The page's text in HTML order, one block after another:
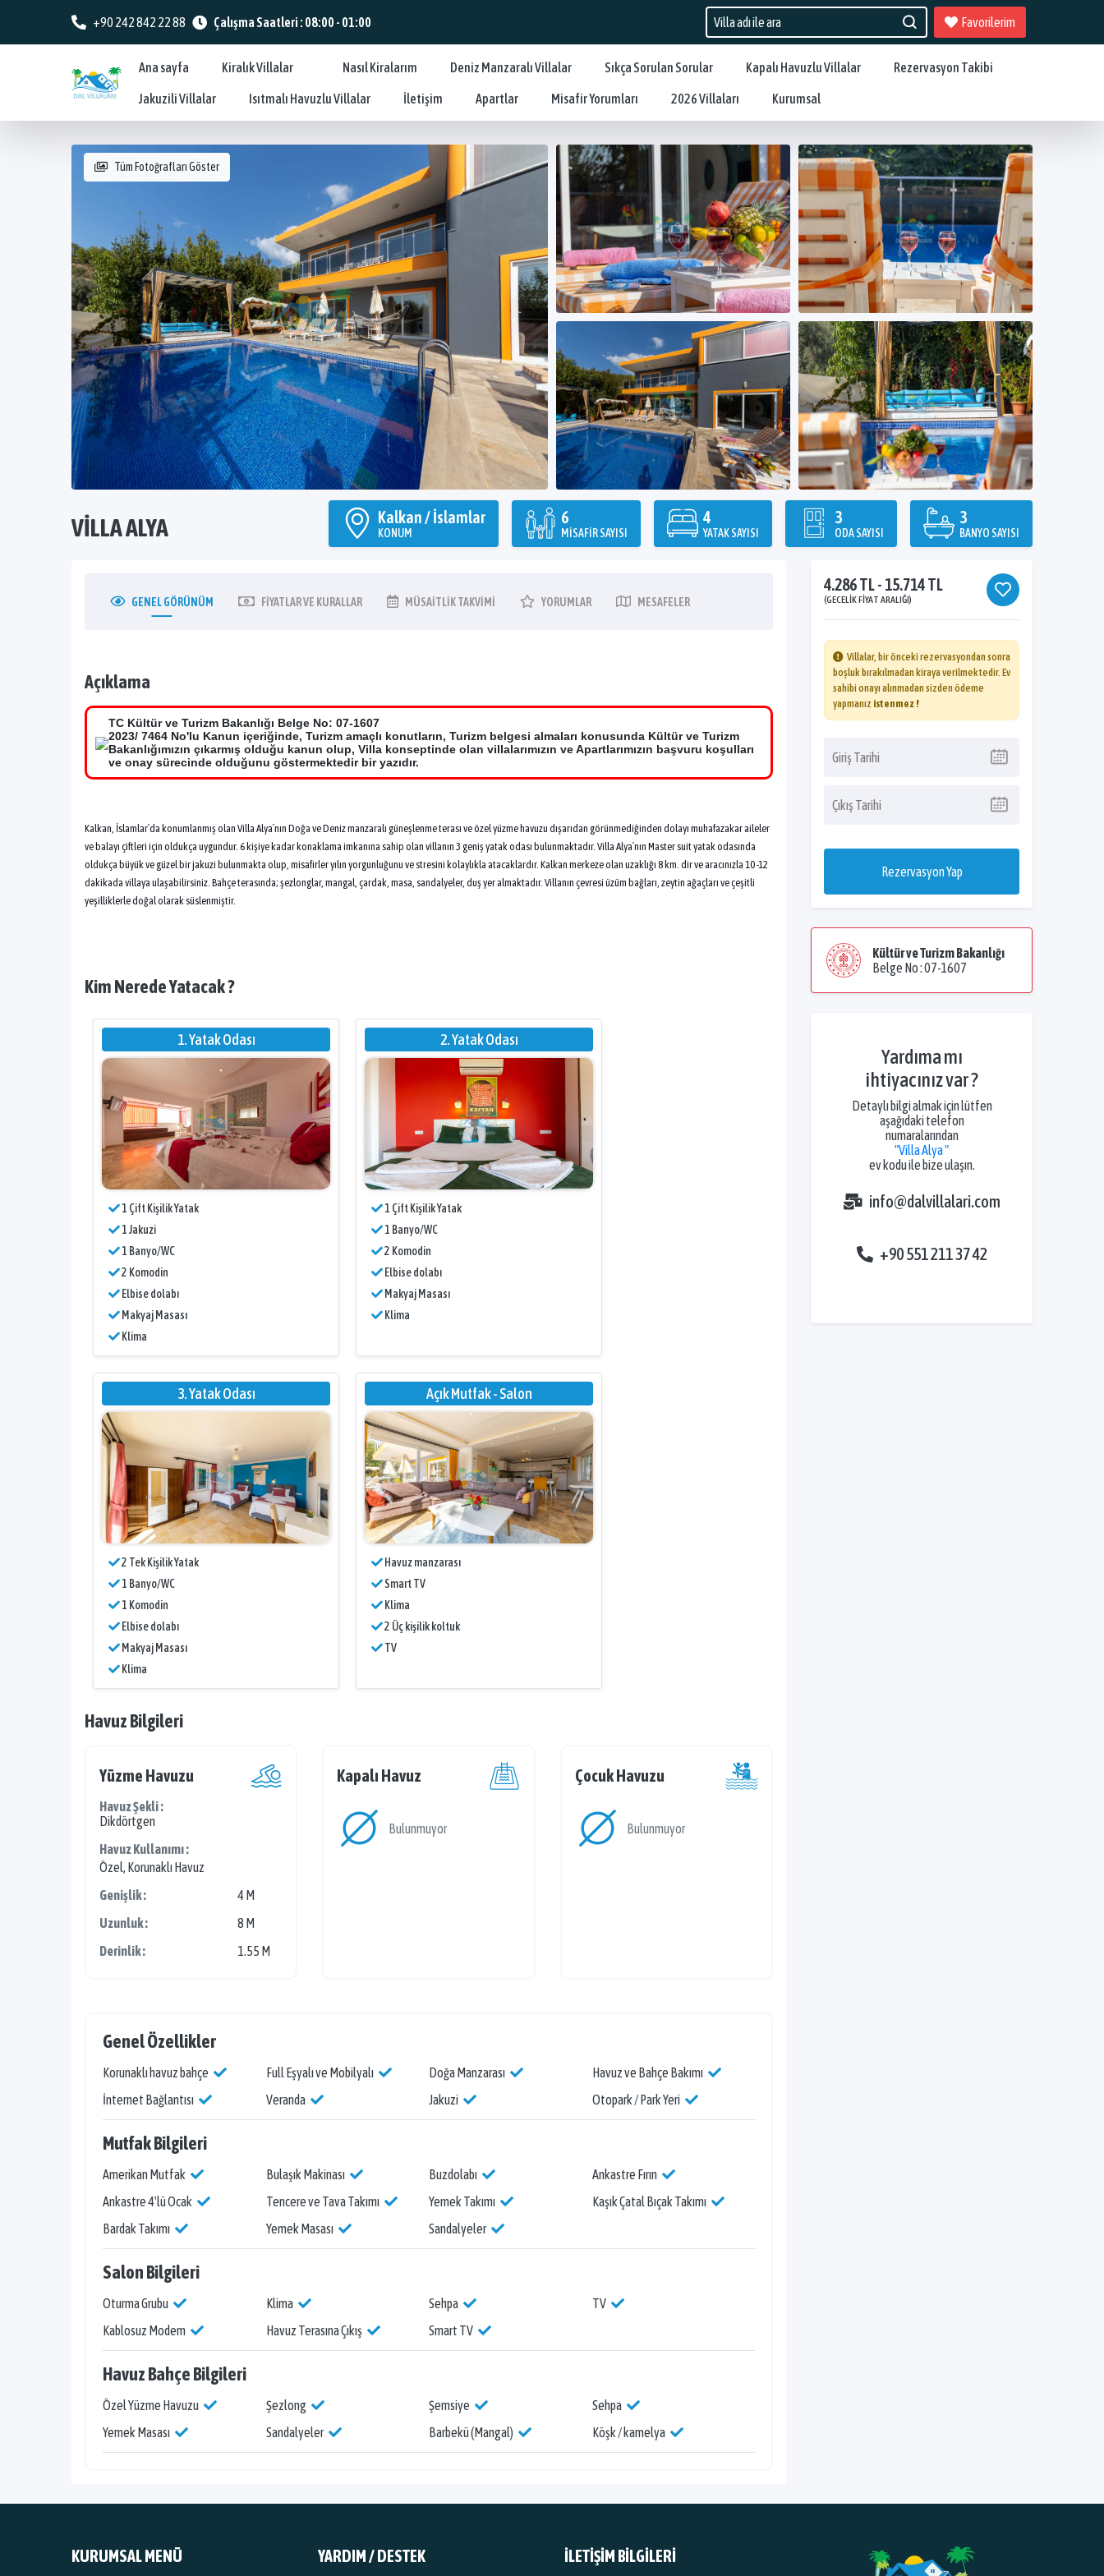
+90 242 842 22 88 Çalışma Saatleri : 08:00 - 01:00 Favorilerim
Ana sayfa Kiralık Villalar Nasıl Kiralarım Deniz Manzaralı Villalar Sıkça Sorulan Sorular Kapalı Havuzlu Villalar Rezervasyon Takibi
Jakuzili Villalar Isıtmalı Havuzlu Villalar İletişim Apartlar Misafir Yorumları 2026 Villaları Kurumsal
Tüm Fotoğrafları Göster
VILLA ALYA Kalkan / İslamlar
KONUM
6
MISAFIR SAYISI
4
YATAK SAYISI
3
ODA SAYISI
3
BANYO SAYISI
GENELGÖRÜNÜM FIYATLARVE KURALLAR MÜSAITLIKTAKVIMI YORUMLAR MESAFELER
Açıklama
TC Kültür ve Turizm Bakanlığı Belge No: 07-1607
2023/ 7464 No'lu Kanun içeriğinde, Turizm amaçlı konutların, Turizm belgesi almaları konusunda Kültür ve Turizm
Bakanlığımızın çıkarmış olduğu kanun olup, Villa konseptinde olan villalarımızın ve Apartlarımızın başvuru koşulları
ve onay sürecinde olduğunu göstermektedir bir yazıdır.
Kalkan, İslamlar´da konumlanmış olan Villa Alya´nın Doğa ve Deniz manzaralı güneşlenme terası ve özel yüzme havuzu dışarıdan görünmediğinden dolayı muhafazakar aileler
ve balayı çiftleri için oldukça uygundur. 6 kişiye kadar konaklama imkanına sahip olan villanın 3 geniş yatak odası bulunmaktadır. Villa Alya´nın Master suit yatak odasında
oldukça büyük ve güzel bir jakuzi bulunmakta olup, misafirler yılın yorgunluğunu ve stresini kolaylıkla atacaklardır. Kalkan merkeze olan uzaklığı 8 km. dir ve aracınızla 10 -12
dakikada villaya ulaşabilirsiniz. Bahçe terasında; şezlonglar, mangal, çardak, masa, sandalyeler, duş yer almaktadır. Villanın çevresi üzüm bağları, zeytin ağaçları ve çeşitli
yeşilliklerle doğal olarak süslenmiştir.
Kim Nerede Yatacak ?
1. Yatak Odası
1 Çift Kişilik Yatak
1 Jakuzi
1 Banyo/WC
2 Komodin
Elbise dolabı
Makyaj Masası
Klima
2. Yatak Odası
1 Çift Kişilik Yatak
1 Banyo/WC
2 Komodin
Elbise dolabı
Makyaj Masası
Klima
3. Yatak Odası
2 Tek Kişilik Yatak
1 Banyo/WC
1 Komodin
Elbise dolabı
Makyaj Masası
Klima
Açık Mutfak - Salon
Havuz manzarası
Smart TV
Klima
2 Üç kişilik koltuk
TV
Havuz Bilgileri
Yüzme Havuzu
Havuz Şekli :
Dikdörtgen
Havuz Kullanımı :
Özel, Korunaklı Havuz
Genişlik :
4 M
Uzunluk :
8 M
Derinlik :
1.55 M
Kapalı Havuz
Bulunmuyor
Çocuk Havuzu
Bulunmuyor
Genel Özellikler
Korunaklı havuz bahçe Full Eşyalı ve Mobilyalı Doğa Manzarası
Havuz ve Bahçe Bakımı
İnternet Bağlantısı
Veranda Jakuzi Otopark / Park Yeri
Mutfak Bilgileri
Amerikan Mutfak Bulaşık Makinası Buzdolabı
Ankastre Fırın
Ankastre 4'lü Ocak
Tencere ve Tava Takımı Yemek Takımı
Kaşık Çatal Bıçak Takımı
Bardak Takımı
Yemek Masası Sandalyeler
Salon Bilgileri
Oturma Grubu Klima Sehpa
TV
Kablosuz Modem
Havuz Terasına Çıkış Smart TV
Havuz Bahçe Bilgileri
Özel Yüzme Havuzu Şezlong Şemsiye
Sehpa
Yemek Masası
Sandalyeler Barbekü (Mangal) Köşk / kamelya
4.286 TL - 15.714 TL
(GECELIK FIYAT ARALIĞI)
Villalar, bir önceki rezervasyondan sonra
boşluk bırakılmadan kiraya verilmektedir. Ev
sahibi onayı alınmadan sizden ödeme
yapmanız istenmez !
Rezervasyon Yap
Kültür ve Turizm Bakanlığı
Belge No : 07-1607
Yardıma mı
ihtiyacınız var ?
Detaylı bilgi almak için lütfen
aşağıdaki telefon
numaralarından
"Villa Alya "
ev kodu ile bize ulaşın.
info@dalvillalari.com
+90 551 211 37 42
KURUMSAL MENÜ YARDIM / DESTEK İLETİŞİM BİLGİLERİ